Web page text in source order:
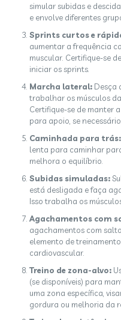
simular subidas e
e envolve diferentes
Sprints curtos e
aumentar a frequência
muscular. Certifique-se
iniciar os sprints.
Marcha lateral: Desça
trabalhar os músculos
Certifique-se de manter
para apoio, se necessário.
Caminhada para trás:
lenta para caminhar
melhora o equilíbrio.
Subidas simuladas:
está desligada e faça
Isso trabalha os
Agachamentos com
agachamentos com
elemento de
cardiovascular.
Treino de zona-alvo:
(se disponíveis) para
uma zona específica,
gordura ou melhoria da